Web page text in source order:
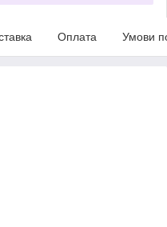
Оплата Умови